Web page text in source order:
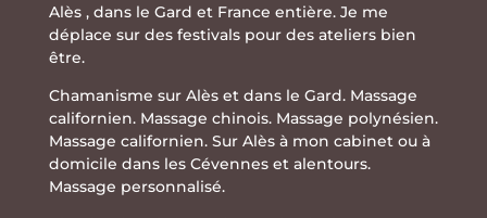
Alès , dans le Gard et France entière. Je me
déplace sur des festivals pour des ateliers bien
être.
Chamanisme sur Alès et dans le Gard. Massage
californien. Massage chinois. Massage polynésien.
Massage californien. Sur Alès à mon cabinet ou à
domicile dans les Cévennes et alentours.
Massage personnalisé.